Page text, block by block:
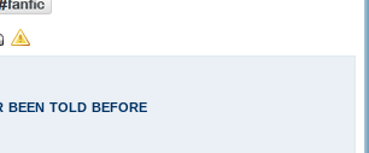
been told before